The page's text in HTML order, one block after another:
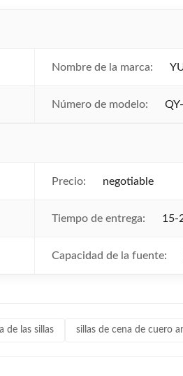
Nombre de la marca:
Número de modelo:
Precio: negotiable
Tiempo de entrega: 15-
Capacidad de la fuente:
de las sillas sillas de cena de cuero